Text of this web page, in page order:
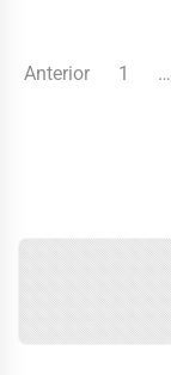
Paginação
Anterior 1 …